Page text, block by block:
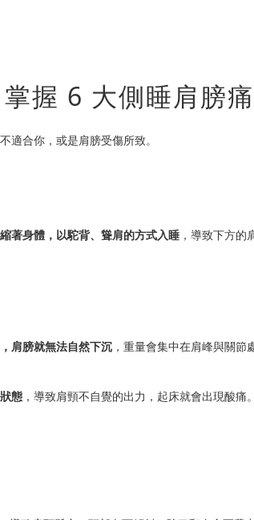
握 6 大側睡肩膀
適合你，或是肩膀受傷所致。
著身體，以駝背、聳肩的方式入睡 ，導致下方的
肩膀就無法自然下沉 ，重量會集中在肩峰與關節
態 ，導致肩頸不自覺的出力，起床就會出現酸痛。